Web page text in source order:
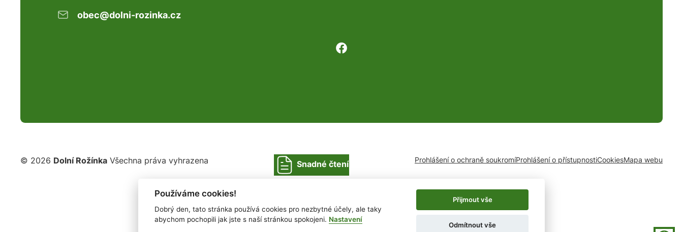
obec@dolni-rozinka.cz
© 2026 Dolní Rožínka Všechna práva vyhrazena Snadné čtení Prohlášení o ochraně soukromíProhlášení o přístupnostiCookiesMapa webu
Používáme cookies!
Dobrý den, tato stránka používá cookies pro nezbytné účely, ale taky
abychom pochopili jak jste s naší stránkou spokojeni. Nastavení
Přijmout vše
Odmítnout vše